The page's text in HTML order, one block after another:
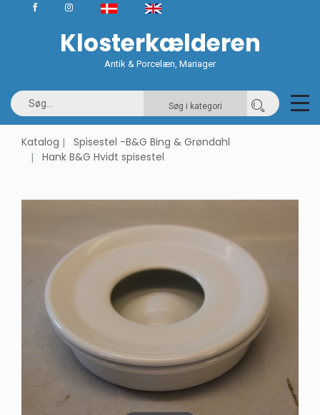
Klosterkælderen
Antik & Porcelæn, Mariager
Søg i kategori
Katalog
Spisestel -B&G Bing & Grøndahl
Hank B&G Hvidt spisestel